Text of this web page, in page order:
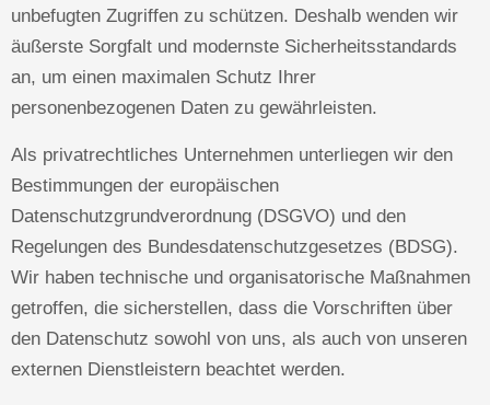
unbefugten Zugriffen zu schützen. Deshalb wenden wir
äußerste Sorgfalt und modernste Sicherheitsstandards
an, um einen maximalen Schutz Ihrer
personenbezogenen Daten zu gewährleisten.
Als privatrechtliches Unternehmen unterliegen wir den
Bestimmungen der europäischen
Datenschutzgrundverordnung (DSGVO) und den
Regelungen des Bundesdatenschutzgesetzes (BDSG).
Wir haben technische und organisatorische Maßnahmen
getroffen, die sicherstellen, dass die Vorschriften über
den Datenschutz sowohl von uns, als auch von unseren
externen Dienstleistern beachtet werden.